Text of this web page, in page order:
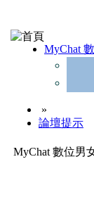
MyChat
»
論壇提示
MyChat 數位男